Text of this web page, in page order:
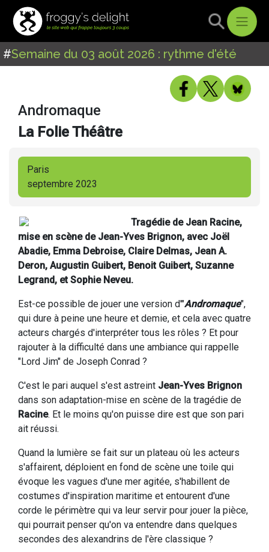
#Semaine du 03 août 2026 : rythme d'été
Andromaque
La Folie Théâtre
Paris
septembre 2023
Tragédie de Jean Racine,
mise en scène de Jean-Yves Brignon, avec Joël
Abadie, Emma Debroise, Claire Delmas, Jean A.
Deron, Augustin Guibert, Benoit Guibert, Suzanne
Legrand, et Sophie Neveu.
Est-ce possible de jouer une version d'"Andromaque",
qui dure à peine une heure et demie, et cela avec quatre
acteurs chargés d'interpréter tous les rôles ? Et pour
rajouter à la difficulté dans une ambiance qui rappelle
"Lord Jim" de Joseph Conrad ?
C'est le pari auquel s'est astreint Jean-Yves Brignon
dans son adaptation-mise en scène de la tragédie de
Racine. Et le moins qu'on puisse dire est que son pari
ait réussi.
Quand la lumière se fait sur un plateau où les acteurs
s'affairent, déploient en fond de scène une toile qui
évoque les vagues d'une mer agitée, s'habillent de
costumes d'inspiration maritime et entourent d'une
corde le périmètre qui va leur servir pour jouer la pièce,
qui pourrait penser qu'on va entendre dans quelques
secondes des alexandrins de l'ère classique ?